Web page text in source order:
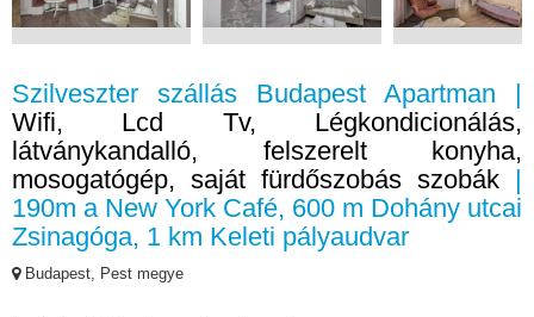
Szilveszter szállás Budapest Apartman |
Wifi, Lcd Tv, Légkondicionálás,
látványkandalló, felszerelt konyha,
mosogatógép, saját fürdőszobás szobák |
190m a New York Café, 600 m Dohány utcai
Zsinagóga, 1 km Keleti pályaudvar
Budapest, Pest megye